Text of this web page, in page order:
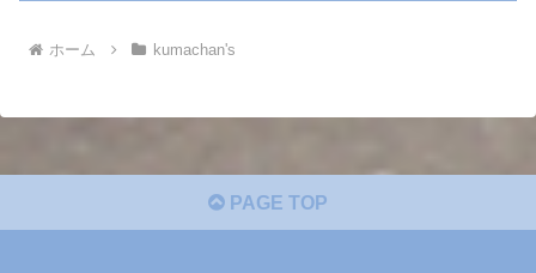
ホーム kumachan's
PAGE TOP